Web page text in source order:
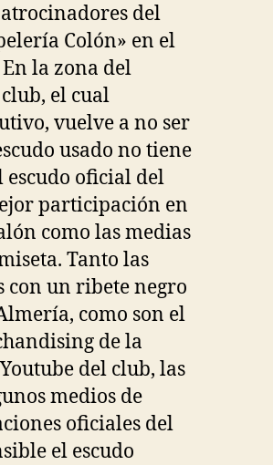
del
Colón» en el
la zona del
el cual
vuelve a no ser
usado no tiene
escudo oficial del
participación en
como las medias
Tanto las
con un ribete negro
como son el
de la
del club, las
medios de
oficiales del
el escudo